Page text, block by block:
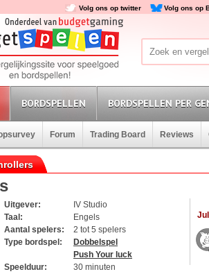
Volg ons op twitter Volg ons op
BORDSPELLEN BORDSPELLEN PER
Forum Trading Board Reviews
Uitgever:
IV Studio
Taal:
Engels
Aantal spelers:
2 tot 5 spelers
Type bordspel:
Dobbelspel
Push Your luck
Speelduur:
30 minuten